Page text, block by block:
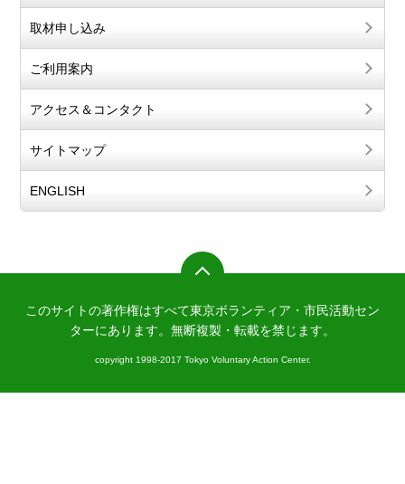
取材申し込み
ご利用案内
アクセス＆コンタクト
サイトマップ
ENGLISH
このサイトの著作権はすべて東京ボランティア・市民活動セン
ターにあります。 無断複製・転載を禁じます。
copyright 1998-2017 Tokyo Voluntary Action Center.